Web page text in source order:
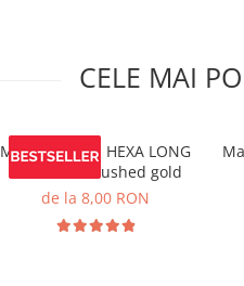
CELE MAI
Maner mobila HEXA LONG
1200 mm, brushed gold
de la 8,00 RON